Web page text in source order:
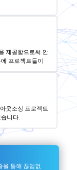
제공함으로써 안
프로젝트들이
웃소싱 프로젝트
니다.
을 통해 끊임없